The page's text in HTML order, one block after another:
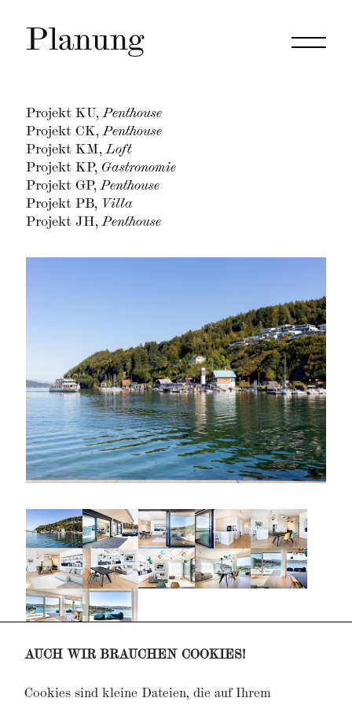
Planung
Projekt KU,Penthouse
Projekt CK,Penthouse
Projekt KM,Loft
Projekt KP, Gastronomie
Projekt GP,Penthouse
Projekt PB, Villa
Projekt JH,Penthouse
Projekt MS,Villa
AUCH WIR BRAUCHEN COOKIES!
Cookies sind kleine Dateien, die auf Ihrem